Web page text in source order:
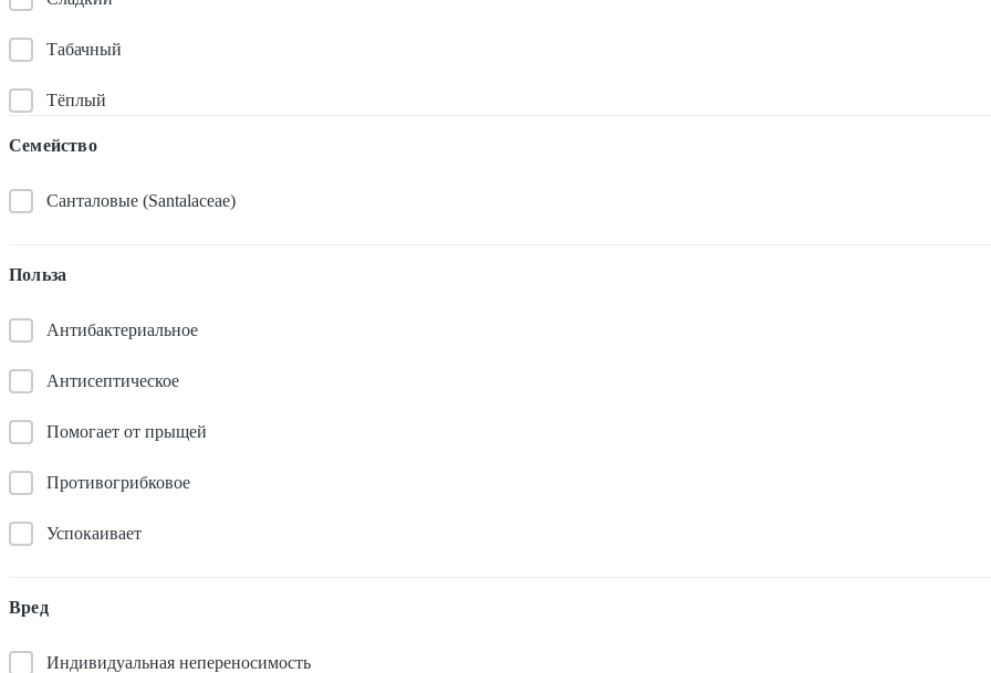
Табачный
Тёплый
Семейство
Санталовые (Santalaceae)
Польза
Антибактериальное
Антисептическое
Помогает от прыщей
Противогрибковое
Успокаивает
Вред
Индивидуальная непереносимость